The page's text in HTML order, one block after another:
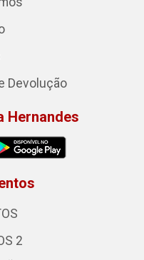
Devolução
Hernandes
2